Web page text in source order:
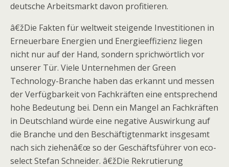
deutsche Arbeitsmarkt davon profitieren.
â€žDie Fakten für weltweit steigende Investitionen in
Erneuerbare Energien und Energieeffizienz liegen
nicht nur auf der Hand, sondern sprichwörtlich vor
unserer Tür. Viele Unternehmen der Green
Technology-Branche haben das erkannt und messen
der Verfügbarkeit von Fachkräften eine entsprechend
hohe Bedeutung bei. Denn ein Mangel an Fachkräften
in Deutschland würde eine negative Auswirkung auf
die Branche und den Beschäftigtenmarkt insgesamt
nach sich ziehenâ€œ so der Geschäftsführer von eco-
select Stefan Schneider. â€žDie Rekrutierung